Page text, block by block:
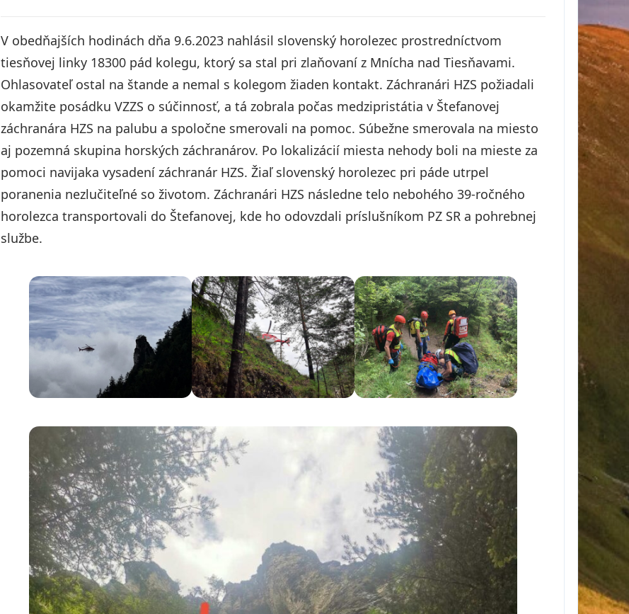
V obedňajších hodinách dňa 9.6.2023 nahlásil slovenský horolezec prostredníctvom
tiesňovej linky 18300 pád kolegu, ktorý sa stal pri zlaňovaní z Mnícha nad Tiesňavami.
Ohlasovateľ ostal na štande a nemal s kolegom žiaden kontakt. Záchranári HZS požiadali
okamžite posádku VZZS o súčinnosť, a tá zobrala počas medzipristátia v Štefanovej
záchranára HZS na palubu a spoločne smerovali na pomoc. Súbežne smerovala na miesto
aj pozemná skupina horských záchranárov. Po lokalizácií miesta nehody boli na mieste za
pomoci navijaka vysadení záchranár HZS. Žiaľ slovenský horolezec pri páde utrpel
poranenia nezlučiteľné so životom. Záchranári HZS následne telo nebohého 39-ročného
horolezca transportovali do Štefanovej, kde ho odovzdali príslušníkom PZ SR a pohrebnej
službe.